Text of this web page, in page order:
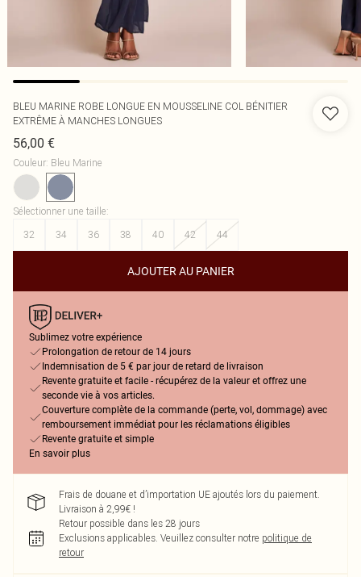
BLEU MARINE ROBE LONGUE EN MOUSSELINE COL BÉNITIER
EXTRÊME À MANCHES LONGUES
56,00 €
Couleur: Bleu Marine
Sélectionner une taille:
32
34 36 38 40 42 44
AJOUTER AU PANIER
Sublimez votre expérience
Prolongation de retour de 14 jours
Indemnisation de 5 € par jour de retard de livraison
Revente gratuite et facile - récupérez de la valeur et offrez une
seconde vie à vos articles.
Couverture complète de la commande (perte, vol, dommage) avec
remboursement immédiat pour les réclamations éligibles
Revente gratuite et simple
En savoir plus
Frais de douane et d’importation UE ajoutés lors du paiement.
Livraison à 2,99€ !
Retour possible dans les 28 jours
Exclusions applicables. Veuillez consulter notre politique de
retour